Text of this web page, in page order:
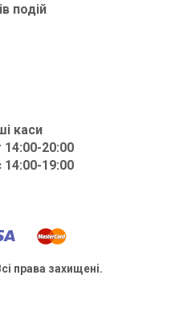
подій
каси
20:00
19:00
права захищені.